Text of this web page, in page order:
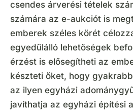
csendes árverési tételek
számára az e-aukciót is
emberek széles körét
egyedülálló lehetőségek
érzést is elősegítheti az
készteti őket, hogy
az ilyen egyházi
javíthatja az egyházi építési